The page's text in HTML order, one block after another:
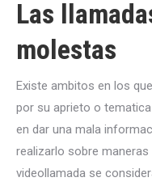
Las
molestas
Existe ambitos en los
por su aprieto o
en dar una mala
realizarlo sobre
videollamada se